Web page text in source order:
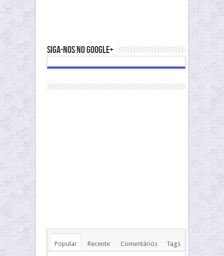
Siga-nos no Google+
Popular Recente Comentários Tags